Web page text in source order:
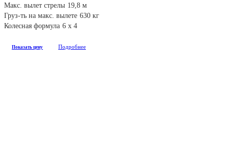
Макс. вылет стрелы 19,8 м
Груз-ть на макс. вылете 630 кг
Колесная формула 6 х 4
Показать цену Подробнее